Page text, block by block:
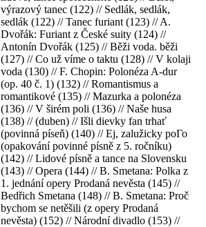
výrazový tanec (122) // Sedlák, sedlák,
sedlák (122) // Tanec furiant (123) // A.
Dvořák: Furiant z České suity (124) //
Antonín Dvořák (125) // Běži voda. běži
(127) // Co už víme o taktu (128) // V kolaji
voda (130) // F. Chopin: Polonéza A-dur
(op. 40 č. 1) (132) // Romantismus a
romantikové (135) // Mazurka a polonéza
(136) // V širém poli (136) // Naše husa
(138) // (duben) // Išli dievky fan trhať
(povinná píseň) (140) // Ej, zalužicky роГо
(opakování povinné písně z 5. ročníku)
(142) // Lidové písně a tance na Slovensku
(143) // Opera (144) // B. Smetana: Polka z
1. jednání opery Prodaná nevěsta (145) //
Bedřich Smetana (148) // B. Smetana: Proč
bychom se netěšili (z opery Prodaná
nevěsta) (152) // Národní divadlo (153) //